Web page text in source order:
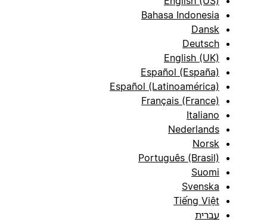
Bahasa Indonesia
Dansk
Deutsch
English (UK)
Español (España)
Español (Latinoamérica)
Français (France)
Italiano
Nederlands
Norsk
Português (Brasil)
Suomi
Svenska
Tiếng Việt
עברית